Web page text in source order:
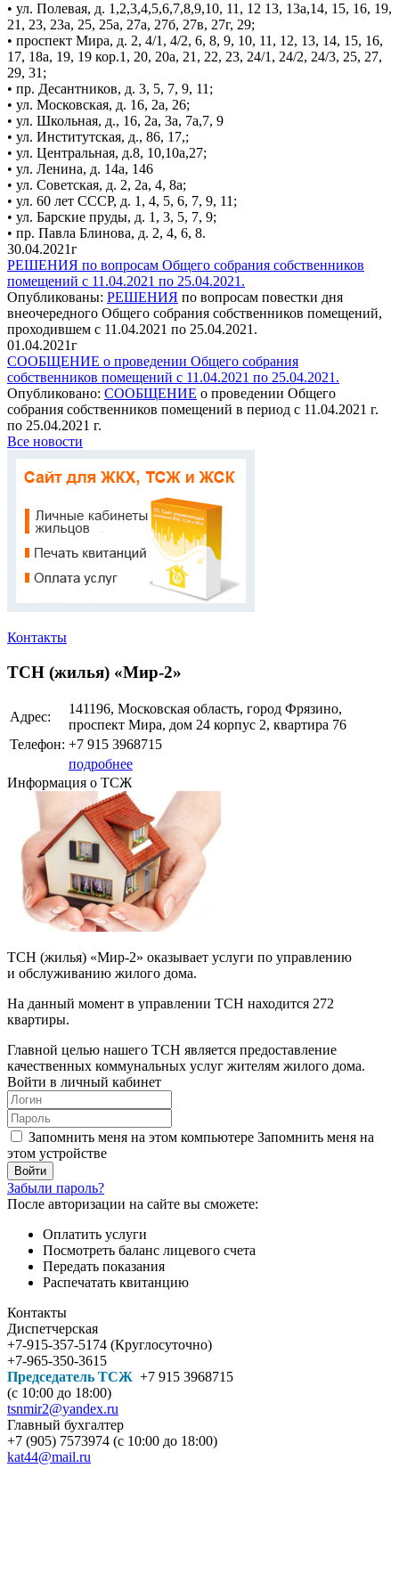
• ул. Полевая, д. 1,2,3,4,5,6,7,8,9,10, 11, 12 13, 13а,14, 15, 16, 19,
21, 23, 23а, 25, 25а, 27а, 27б, 27в, 27г, 29;
• проспект Мира, д. 2, 4/1, 4/2, 6, 8, 9, 10, 11, 12, 13, 14, 15, 16,
17, 18а, 19, 19 кор.1, 20, 20а, 21, 22, 23, 24/1, 24/2, 24/3, 25, 27,
29, 31;
• пр. Десантников, д. 3, 5, 7, 9, 11;
• ул. Московская, д. 16, 2а, 26;
• ул. Школьная, д., 16, 2а, 3a, 7a,7, 9
• ул. Институтская, д., 86, 17,;
• ул. Центральная, д.8, 10,10a,27;
• ул. Ленина, д. 14а, 146
• ул. Советская, д. 2, 2а, 4, 8a;
• ул. 60 лет СССР, д. 1, 4, 5, 6, 7, 9, 11;
• ул. Барские пруды, д. 1, 3, 5, 7, 9;
• пр. Павла Блинова, д. 2, 4, 6, 8.
30.04.2021г
РЕШЕНИЯ по вопросам Общего собрания собственников
помещений с 11.04.2021 по 25.04.2021.
Опубликованы: РЕШЕНИЯ по вопросам повестки дня
внеочередного Общего собрания собственников помещений,
проходившем с 11.04.2021 по 25.04.2021.
01.04.2021г
СООБЩЕНИЕ о проведении Общего собрания
собственников помещений с 11.04.2021 по 25.04.2021.
Опубликовано: СООБЩЕНИЕ о проведении Общего
собрания собственников помещений в период с 11.04.2021 г.
по 25.04.2021 г.
Все новости
Контакты
ТСН (жилья) «Мир-2»
Адрес:
141196, Московская область, город Фрязино,
проспект Мира, дом 24 корпус 2, квартира 76
Телефон: +7 915 3968715
подробнее
Информация о ТСЖ
ТСН (жилья) «Мир-2» оказывает услуги по управлению
и обслуживанию жилого дома.
На данный момент в управлении ТСН находится 272
квартиры.
Главной целью нашего ТСН является предоставление
качественных коммунальных услуг жителям жилого дома.
Войти в личный кабинет
Запомнить меня на этом компьютере Запомнить меня на
этом устройстве
Забыли пароль?
После авторизации на сайте вы сможете:
Оплатить услуги
Посмотреть баланс лицевого счета
Передать показания
Распечатать квитанцию
Контакты
Диспетчерская
+7-915-357-5174 (Круглосуточно)
+7-965-350-3615
Председатель ТСЖ +7 915 3968715
(с 10:00 до 18:00)
tsnmir2@yandex.ru
Главный бухгалтер
+7 (905) 7573974 (с 10:00 до 18:00)
kat44@mail.ru